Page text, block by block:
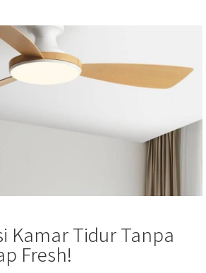
Kamar Tidur Tanpa
Fresh!